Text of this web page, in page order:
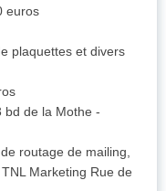
euros
plaquettes et divers
bd de la Mothe -
routage de mailing,
Marketing Rue de